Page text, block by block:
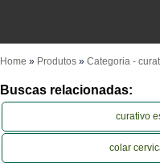
Home » Produtos » Categoria -
Buscas relacionadas:
curativo
colar